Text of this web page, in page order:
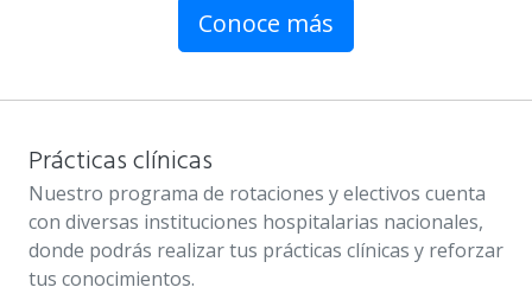
Conoce más
Prácticas clínicas
Nuestro programa de rotaciones y electivos cuenta
con diversas instituciones hospitalarias nacionales,
donde podrás realizar tus prácticas clínicas y reforzar
tus conocimientos.